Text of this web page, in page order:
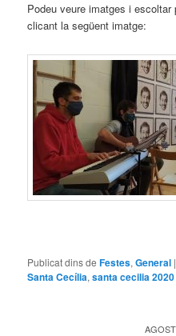
Podeu veure imatges i
clicant la següent imatge:
Publicat dins de Festes,General |
Santa Cecília,santa cecilia 2020